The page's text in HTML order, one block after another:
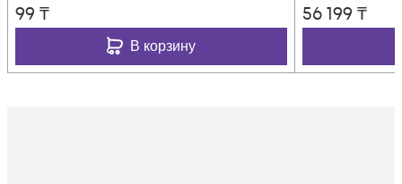
99 ₸
В корзину
56 199 ₸